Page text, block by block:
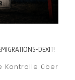
DEXIT!
Kontrolle über